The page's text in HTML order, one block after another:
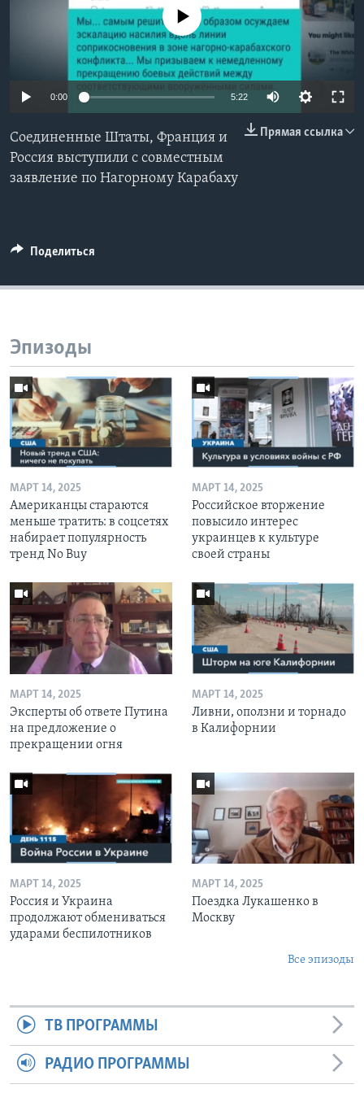
Learning English
СОЦИАЛЬНЫЕ СЕТИ
Языки
No media source currently available
0:00 5:22
Прямая ссылка
Соединенные Штаты, Франция и
Россия выступили с совместным
заявление по Нагорному Карабаху
Поделиться
Эпизоды
МАРТ 14, 2025
Американцы стараются
меньше тратить: в соцсетях
набирает популярность
тренд No Buy
МАРТ 14, 2025
Российское вторжение
повысило интерес
украинцев к культуре
своей страны
МАРТ 14, 2025
Эксперты об ответе Путина
на предложение о
прекращении огня
МАРТ 14, 2025
Ливни, оползни и торнадо
в Калифорнии
МАРТ 14, 2025
Россия и Украина
продолжают обмениваться
ударами беспилотников
МАРТ 14, 2025
Поездка Лукашенко в
Москву
Все эпизоды
ТВ ПРОГРАММЫ
РАДИО ПРОГРАММЫ